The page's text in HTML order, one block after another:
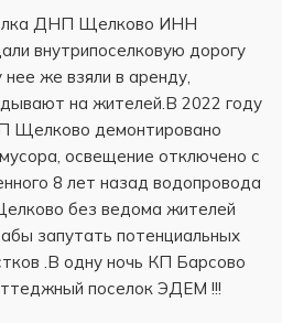
ДНП Щелково ИНН
внутрипоселковую дорогу
нее же взяли в аренду,
на жителей.В 2022 году
Щелково демонтировано
освещение отключено с
8 лет назад водопровода
без ведома жителей
запутать потенциальных
.В одну ночь КП Барсово
поселок ЭДЕМ !!!